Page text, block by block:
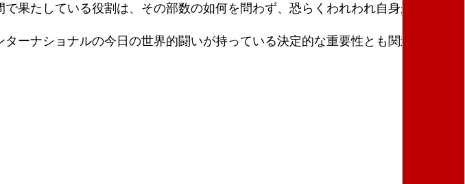
果たしている役割は、その部数の如何を問わず、恐らくわれわれ自身が考えて
ナショナルの今日の世界的闘いが持っている決定的な重要性とも関連して、